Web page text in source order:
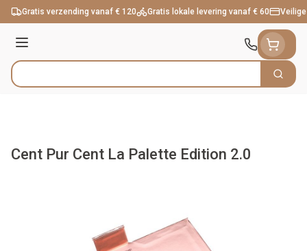
Ga naar de inhoud
Gratis verzending vanaf € 120 Gratis lokale levering vanaf € 60
Menu
Product, merk, categorie... Zoek
Cent Pur Cent La Palette Edition 2.0